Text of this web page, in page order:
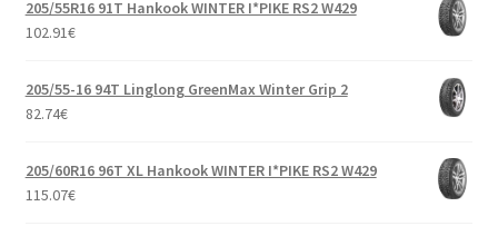
205/55R16 91T Hankook WINTER I*PIKE RS2 W429
102.91€
205/55-16 94T Linglong GreenMax Winter Grip 2
82.74€
205/60R16 96T XL Hankook WINTER I*PIKE RS2 W429
115.07€